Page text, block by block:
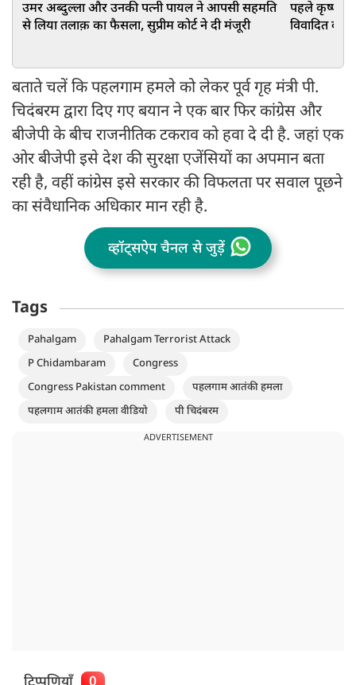
उमर अब्दुल्ला और उनकी पत्नी पायल ने आपसी सहमति
से लिया तलाक़ का फैसला, सुप्रीम कोर्ट ने दी मंजूरी
पहले कृष्णजी
विवादित
बताते चलें कि पहलगाम हमले को लेकर पूर्व गृह मंत्री पी.
चिदंबरम द्वारा दिए गए बयान ने एक बार फिर कांग्रेस और
बीजेपी के बीच राजनीतिक टकराव को हवा दे दी है. जहां एक
ओर बीजेपी इसे देश की सुरक्षा एजेंसियों का अपमान बता
रही है, वहीं कांग्रेस इसे सरकार की विफलता पर सवाल पूछने
का संवैधानिक अधिकार मान रही है.
व्हॉट्सऐप चैनल से जुड़ें
Tags
Pahalgam
Pahalgam Terrorist Attack
P Chidambaram
Congress
Congress Pakistan comment
पहलगाम आतंकी हमला
पहलगाम आतंकी हमला वीडियो
पी चिदंबरम
ADVERTISEMENT